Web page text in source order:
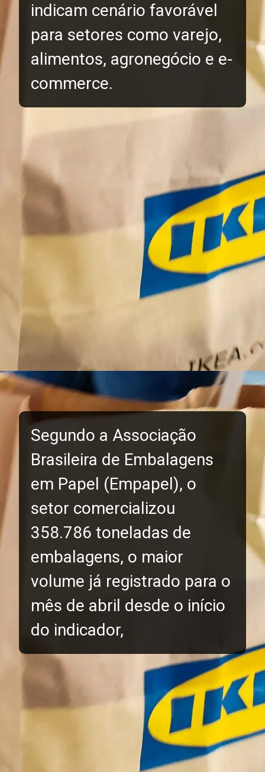
indicam cenário favorável
para setores como varejo,
alimentos, agronegócio e e-
commerce.
Segundo a Associação
Brasileira de Embalagens
em Papel (Empapel), o
setor comercializou
358.786 toneladas de
embalagens, o maior
volume já registrado para o
mês de abril desde o início
do indicador,